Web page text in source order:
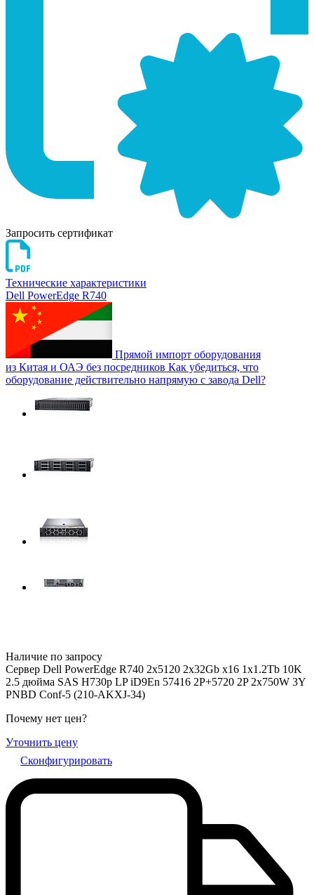
Запросить сертификат
Технические характеристики
Dell PowerEdge R740
Прямой импорт оборудования
из Китая и ОАЭ без посредников Как убедиться, что
оборудование действительно напрямую с завода Dell?
Наличие по запросу
Сервер Dell PowerEdge R740 2x5120 2x32Gb x16 1x1.2Tb 10K
2.5 дюйма SAS H730p LP iD9En 57416 2P+5720 2P 2x750W 3Y
PNBD Conf-5 (210-AKXJ-34)
Почему нет цен?
Уточнить цену
Сконфигурировать